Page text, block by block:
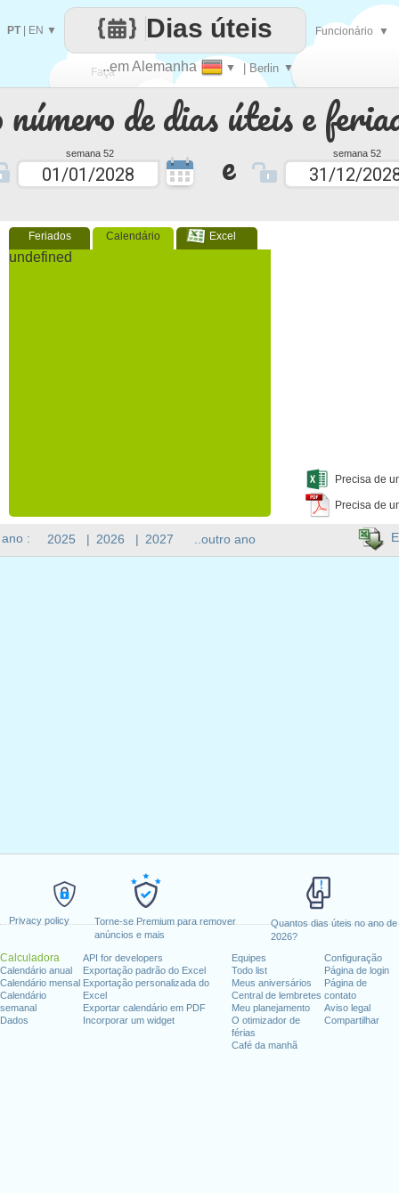
Privacy policy
Torne-se Premium para remover
anúncios e mais
Quantos dias úteis no ano de
2026?
Calculadora
Calendário anual
Calendário mensal
Calendário
semanal
Dados
API for developers
Exportação padrão do Excel
Exportação personalizada do
Excel
Exportar calendário em PDF
Incorporar um widget
Equipes
Todo list
Meus aniversários
Central de lembretes
Meu planejamento
O otimizador de
férias
Café da manhã
Configuração
Página de login
Página de
contato
Aviso legal
Compartilhar
de dias úteis e
semana 52 e semana 52
Feriados Calendário Excel
undefined
Precisa de
Precisa de
Faça
cada
..em Alemanha ▼ | Berlin ▼
Dias úteis
PT| EN ▼ Funcionário ▼
: 2025 | 2026 | 2027 ..outro ano